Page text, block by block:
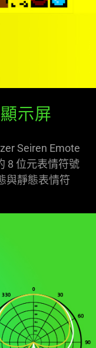
示屏
Seiren Emote
8 位元表情符號
與靜態表情符